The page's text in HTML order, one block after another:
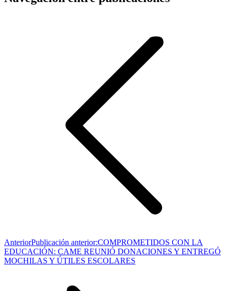
AnteriorPublicación anterior:COMPROMETIDOS CON LA
EDUCACIÓN: CAME REUNIÓ DONACIONES Y ENTREGÓ
MOCHILAS Y ÚTILES ESCOLARES